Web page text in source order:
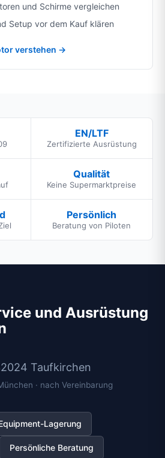
und Schirme vergleichen
Setup vor dem Kauf klären
verstehen →
EN/LTF
Zertifizierte Ausrüstung
Qualität
Keine Supermarktpreise
Persönlich
Beratung von Piloten
und Ausrüstung
Taufkirchen
· nach Vereinbarung
Lagerung
Persönliche Beratung